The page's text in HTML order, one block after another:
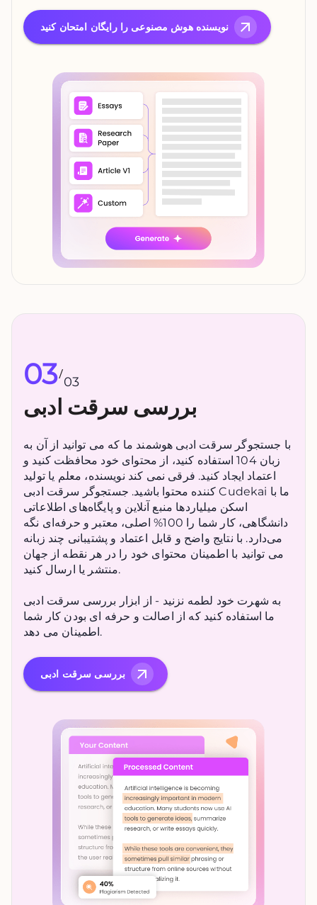
نویسنده هوش مصنوعی را رایگان امتحان کنید
03/
03
بررسی سرقت ادبی
با جستجوگر سرقت ادبی هوشمند ما که می توانید از آن به
زبان 104 استفاده کنید، از محتوای خود محافظت کنید و
اعتماد ایجاد کنید. فرقی نمی کند نویسنده، معلم یا تولید
کننده محتوا باشید. جستجوگر سرقت ادبی Cudekai ما با
اسکن میلیاردها منبع آنلاین و پایگاه‌های اطلاعاتی
دانشگاهی، کار شما را 100% اصلی، معتبر و حرفه‌ای نگه
می‌دارد. با نتایج واضح و قابل اعتماد و پشتیبانی چند زبانه
می توانید با اطمینان محتوای خود را در هر نقطه از جهان
منتشر یا ارسال کنید.
به شهرت خود لطمه نزنید - از ابزار بررسی سرقت ادبی
ما استفاده کنید که از اصالت و حرفه ای بودن کار شما
اطمینان می دهد.
بررسی سرقت ادبی